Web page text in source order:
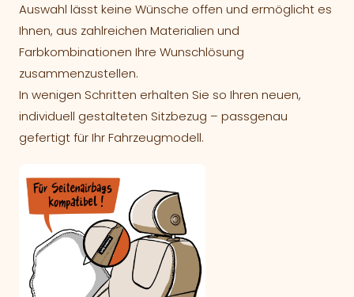
Auswahl lässt keine Wünsche offen und ermöglicht es
Ihnen, aus zahlreichen Materialien und
Farbkombinationen Ihre Wunschlösung
zusammenzustellen.
In wenigen Schritten erhalten Sie so Ihren neuen,
individuell gestalteten Sitzbezug – passgenau
gefertigt für Ihr Fahrzeugmodell.